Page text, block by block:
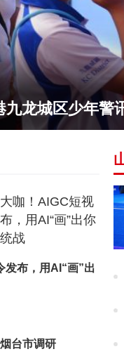
九龙城区少年警
咖！AIGC短视
，用AI“画”出你
战
发布，用AI“画”出
台市调研